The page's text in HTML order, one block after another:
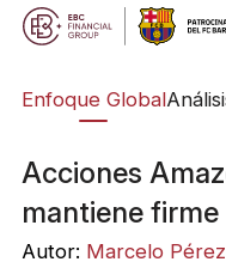
Enfoque Global
Acciones
mantiene
Autor: Marcelo Pérez